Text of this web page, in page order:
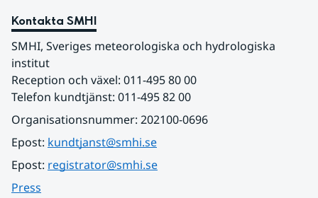
Kontakta SMHI
SMHI, Sveriges meteorologiska och hydrologiska
institut
Reception och växel: 011-495 80 00
Telefon kundtjänst: 011-495 82 00
Organisationsnummer: 202100-0696
Epost: kundtjanst@smhi.se
Epost: registrator@smhi.se
Press